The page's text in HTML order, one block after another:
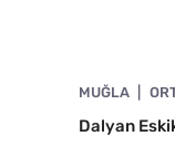
MUĞLA
Dalyan